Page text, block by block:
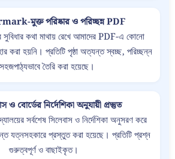
মুক্ত পরিষ্কার ও পরিচ্ছন্ন PDF
সুবিধার কথা মাথায় রেখে আমাদের PDF-এ কোনো
হয়নি। প্রতিটি পৃষ্ঠা অত্যন্ত স্বচ্ছ, পরিচ্ছন্ন
তৈরি করা হয়েছে।
ও বোর্ডের নির্দেশিকা অনুযায়ী প্রস্তুত
সর্বশেষ সিলেবাস ও নির্দেশিকা অনুসরণ করে
যত্নসহকারে প্রস্তুত করা হয়েছে। প্রতিটি প্রশ্ন
গুরুত্বপূর্ণ ও বাছাইকৃত।